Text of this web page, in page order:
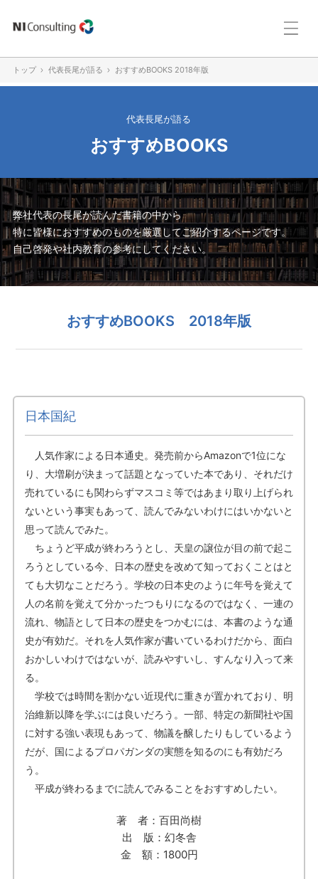
トップ 代表長尾が語る おすすめBOOKS 2018年版
代表長尾が語る
おすすめBOOKS
弊社代表の長尾が読んだ書籍の中から
特に皆様におすすめのものを厳選してご紹介するページです。
自己啓発や社内教育の参考にしてください。
おすすめBOOKS 2018年版
日本国紀
人気作家による日本通史。発売前からAmazonで1位にな
り、大増刷が決まって話題となっていた本であり、それだけ
売れているにも関わらずマスコミ等ではあまり取り上げられ
ないという事実もあって、読んでみないわけにはいかないと
思って読んでみた。
ちょうど平成が終わろうとし、天皇の譲位が目の前で起こ
ろうとしている今、日本の歴史を改めて知っておくことはと
ても大切なことだろう。学校の日本史のように年号を覚えて
人の名前を覚えて分かったつもりになるのではなく、一連の
流れ、物語として日本の歴史をつかむには、本書のような通
史が有効だ。それを人気作家が書いているわけだから、面白
おかしいわけではないが、読みやすいし、すんなり入って来
る。
学校では時間を割かない近現代に重きが置かれており、明
治維新以降を学ぶには良いだろう。一部、特定の新聞社や国
に対する強い表現もあって、物議を醸したりもしているよう
だが、国によるプロパガンダの実態を知るのにも有効だろ
う。
平成が終わるまでに読んでみることをおすすめしたい。
著 者：百田尚樹
出 版：幻冬舎
金 額：1800円